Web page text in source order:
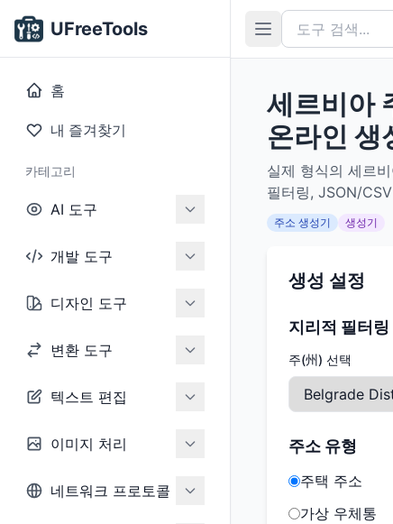
UFreeTools
홈
내 즐겨찾기
카테고리
AI 도구
개발 도구
디자인 도구
변환 도구
텍스트 편집
이미지 처리
네트워크 프로토콜
세르비아
온라인 생
실제 형식의 세르
필터링, JSON/
주소 생성기 생성기
생성 설정
지리적 필터링
주(州) 선택
주소 유형
주택 주소
가상 우체통